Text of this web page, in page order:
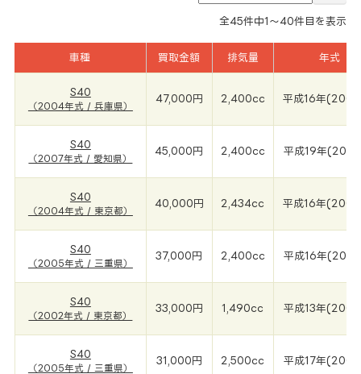
全45件中1～40件目を表示
車種 買取金額 排気量 年式
S40
（2004年式 / 兵庫県）
47,000円 2,400cc 平成16年
S40
（2007年式 / 愛知県）
45,000円 2,400cc 平成19年
S40
（2004年式 / 東京都）
40,000円 2,434cc 平成16年
S40
（2005年式 / 三重県）
37,000円 2,400cc 平成16年
S40
（2002年式 / 東京都）
33,000円 1,490cc 平成13年
S40
（2005年式 / 三重県）
31,000円 2,500cc 平成17年